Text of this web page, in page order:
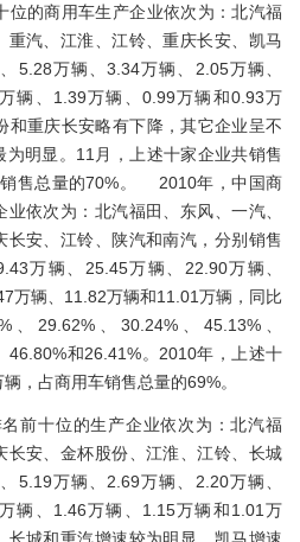
位的商用车生产企业依次为：北汽福
重汽、江淮、江铃、重庆长安、凯马
5.28万辆、3.34万辆、2.05万辆、
辆、1.39万辆、0.99万辆和0.93万
和重庆长安略有下降，其它企业呈不
明显。11月，上述十家企业共销售
售总量的70%。 2010年，中国商
依次为：北汽福田、东风、一汽、
长安、江铃、陕汽和南汽，分别销售
万辆、25.45万辆、22.90万辆、
万辆、11.82万辆和11.01万辆，同比
29.62%、30.24%、45.13%、
46.80%和26.41%。2010年，上述十
，占商用车销售总量的69%。
前十位的生产企业依次为：北汽福
长安、金杯股份、江淮、江铃、长城
5.19万辆、2.69万辆、2.20万辆、
辆、1.46万辆、1.15万辆和1.01万
长城和重汽增速较为明显，凯马增速